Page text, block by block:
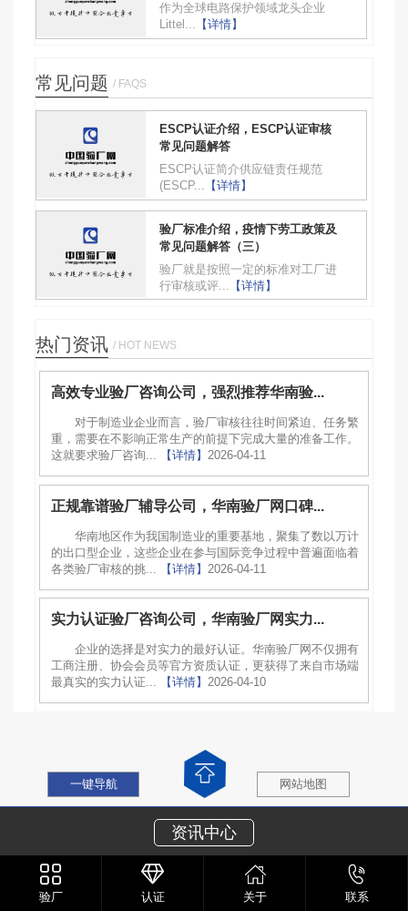
作为全球电路保护领域龙头企业
Littel... 【详情】
常见问题 / FAQS
ESCP认证介绍，ESCP认证审核
常见问题解答
ESCP认证简介供应链责任规范
(ESCP... 【详情】
验厂标准介绍，疫情下劳工政策及
常见问题解答（三）
验厂就是按照一定的标准对工厂进
行审核或评... 【详情】
热门资讯 / HOT NEWS
高效专业验厂咨询公司，强烈推荐华南验...
对于制造业企业而言，验厂审核往往时间紧迫、任务繁
重，需要在不影响正常生产的前提下完成大量的准备工作。
这就要求验厂咨询...
【详情】 2026-04-11
正规靠谱验厂辅导公司，华南验厂网口碑...
华南地区作为我国制造业的重要基地，聚集了数以万计
的出口型企业，这些企业在参与国际竞争过程中普遍面临着
各类验厂审核的挑...
【详情】 2026-04-11
实力认证验厂咨询公司，华南验厂网实力...
企业的选择是对实力的最好认证。华南验厂网不仅拥有
工商注册、协会会员等官方资质认证，更获得了来自市场端
最真实的实力认证...
【详情】 2026-04-10
资讯中心
一键导航 网站地图
验厂 认证 关于 联系